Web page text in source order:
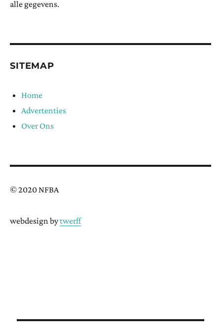
alle gegevens.
SITEMAP
Home
Advertenties
Over Ons
© 2020 NFBA
webdesign bytwerff